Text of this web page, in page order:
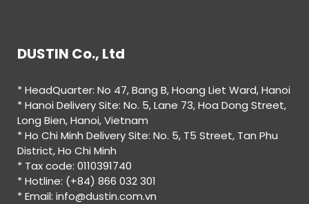
DUSTIN Co., Ltd
* HeadQuarter: No 47, Bang B, Hoang Liet Ward, Hanoi
* Hanoi Delivery Site: No. 5, Lane 73, Hoa Dong Street,
Long Bien, Hanoi, Vietnam
* Ho Chi Minh Delivery Site: No. 5, T5 Street, Tan Phu
District, Ho Chi Minh
* Tax code: 0110391740
* Hotline: (+84) 866 032 301
* Email: info@dustin.com.vn